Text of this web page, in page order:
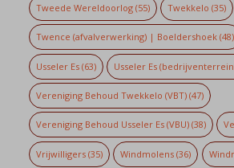
Tweede Wereldoorlog(55) Twekkelo (35)
Twence (afvalverwerking) | Boeldershoek(48)
Usseler Es(63) Usseler Es
Vereniging Behoud Twekkelo (VBT)(47)
Vereniging Behoud Usseler Es (VBU)(38)
Vrijwilligers(35) Windmolens (36)